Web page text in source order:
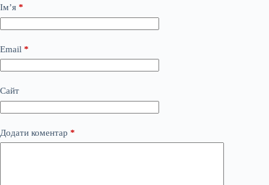
Ім’я *
Email *
Сайт
Додати коментар *